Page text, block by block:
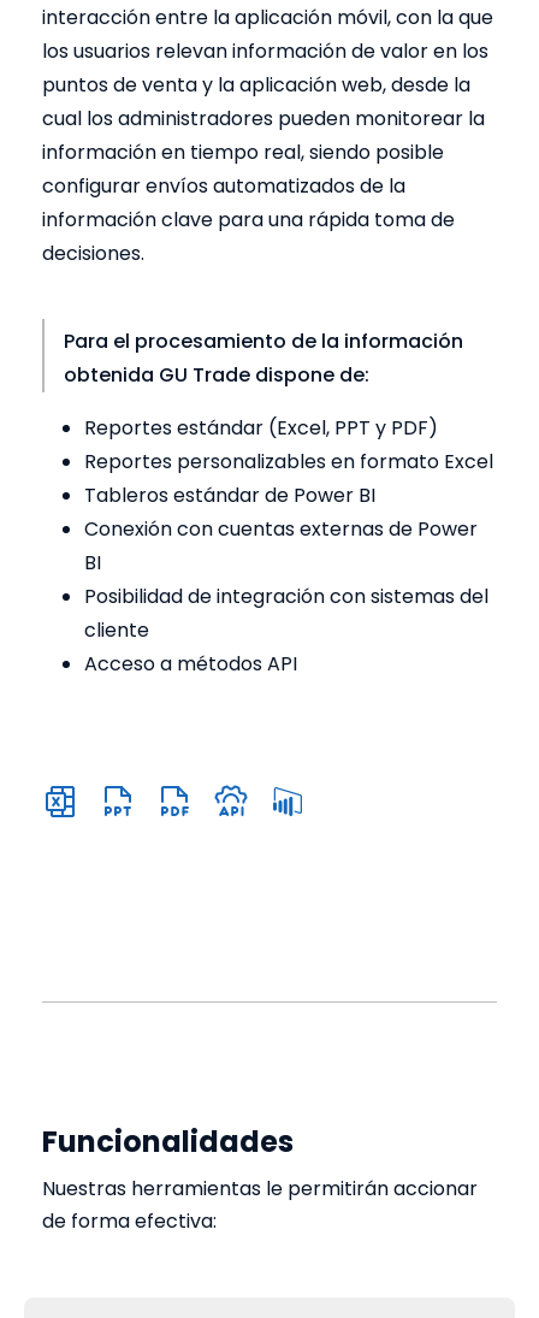
interacción entre la aplicación móvil, con la que
los usuarios relevan información de valor en los
puntos de venta y la aplicación web, desde la
cual los administradores pueden monitorear la
información en tiempo real, siendo posible
configurar envíos automatizados de la
información clave para una rápida toma de
decisiones.
Para el procesamiento de la información
obtenida GU Trade dispone de:
Reportes estándar (Excel, PPT y PDF)
Reportes personalizables en formato Excel
Tableros estándar de Power BI
Conexión con cuentas externas de Power
BI
Posibilidad de integración con sistemas del
cliente
Acceso a métodos API
Funcionalidades
Nuestras herramientas le permitirán accionar
de forma efectiva: